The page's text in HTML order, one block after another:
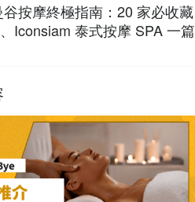
按摩終極指南：20 家必收藏
Iconsiam 泰式按摩 SPA 一篇